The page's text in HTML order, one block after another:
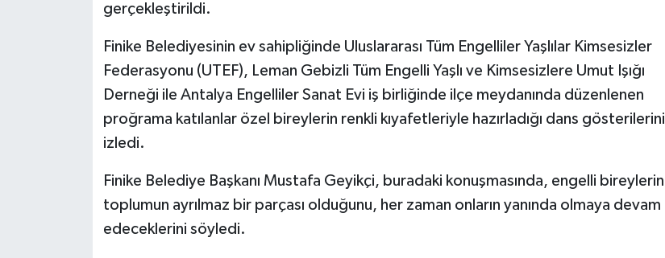
gerçekleştirildi.
Finike Belediyesinin ev sahipliğinde Uluslararası Tüm Engelliler Yaşlılar Kimsesizler
Federasyonu (UTEF), Leman Gebizli Tüm Engelli Yaşlı ve Kimsesizlere Umut Işığı
Derneği ile Antalya Engelliler Sanat Evi iş birliğinde ilçe meydanında düzenlenen
proğrama katılanlar özel bireylerin renkli kıyafetleriyle hazırladığı dans gösterilerini
izledi.
Finike Belediye Başkanı Mustafa Geyikçi, buradaki konuşmasında, engelli bireylerin
toplumun ayrılmaz bir parçası olduğunu, her zaman onların yanında olmaya devam
edeceklerini söyledi.